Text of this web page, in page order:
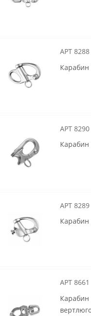
АРТ 8288
Карабин
АРТ 8290
Карабин
АРТ 8289
Карабин
АРТ 8661
Карабин